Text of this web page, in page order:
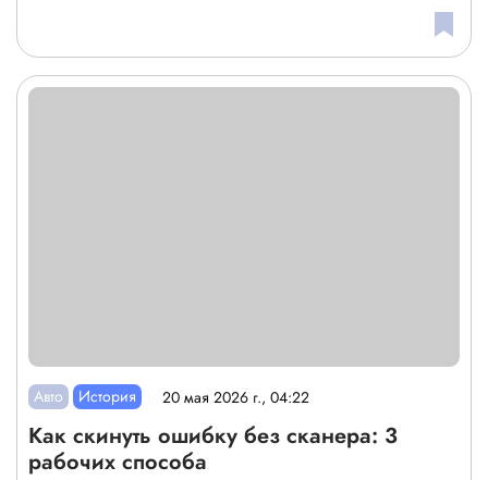
Авто История 20 мая 2026 г., 04:22
Как скинуть ошибку без сканера: 3
рабочих способа